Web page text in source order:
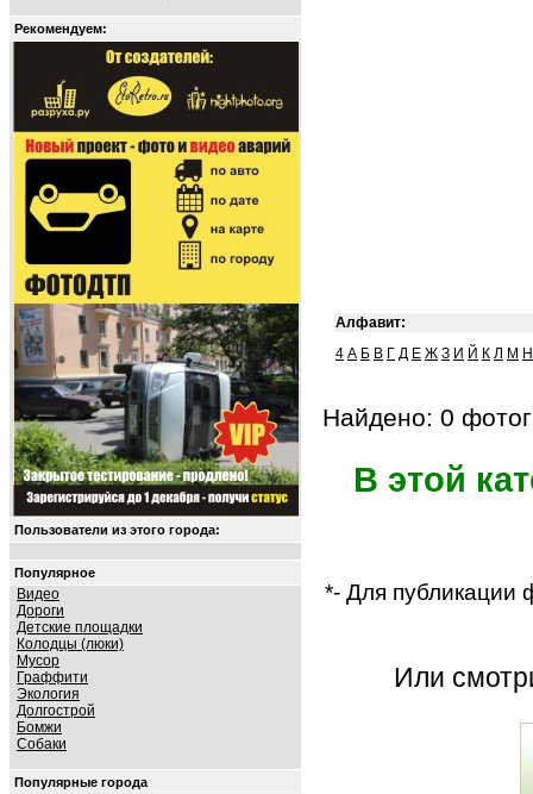
Рекомендуем:
Пользователи из этого города:
Популярное
Видео
Дороги
Детские площадки
Колодцы (люки)
Мусор
Граффити
Экология
Долгострой
Бомжи
Собаки
Популярные города
Алфавит:
4 А Б В Г Д Е Ж З И Й К Л М Н
Найдено: 0
В этой
*- Для публикации
Или